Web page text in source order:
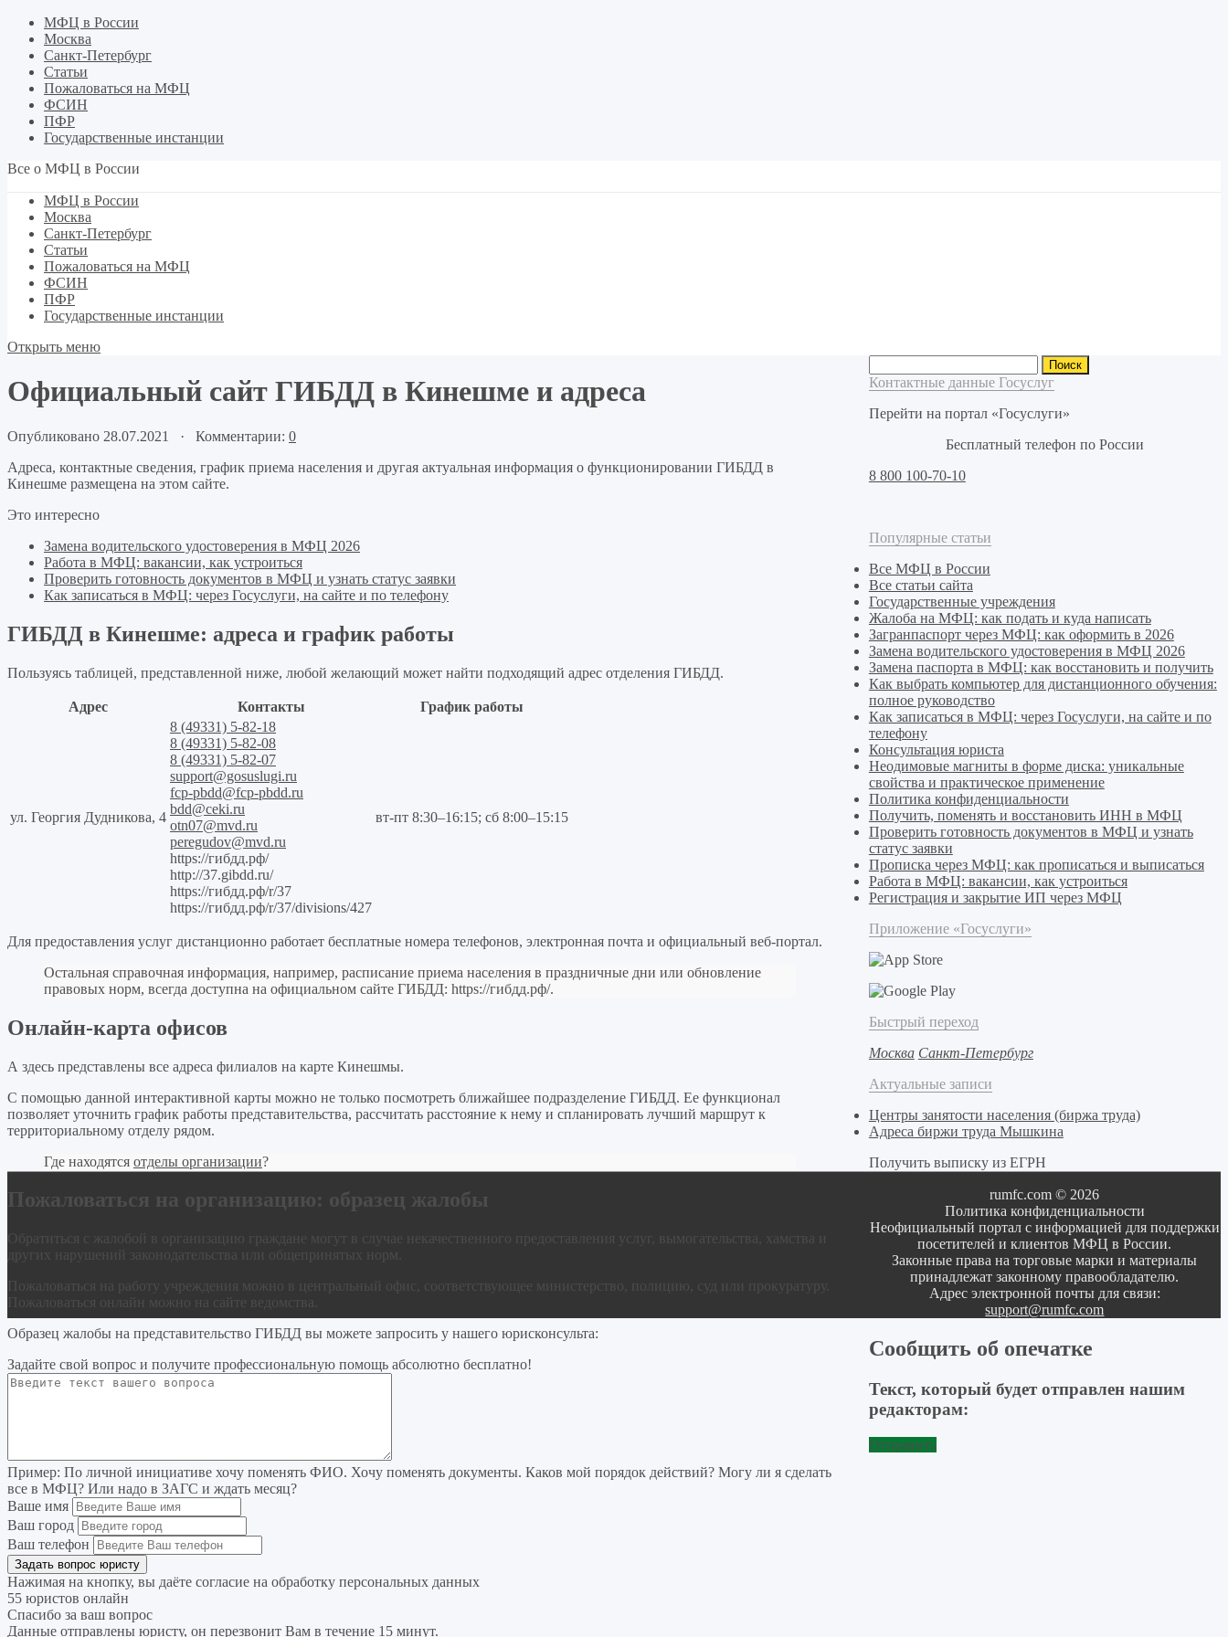
МФЦ в России
Москва
Санкт-Петербург
Статьи
Пожаловаться на МФЦ
ФСИН
ПФР
Государственные инстанции
Все о МФЦ в России
МФЦ в России
Москва
Санкт-Петербург
Статьи
Пожаловаться на МФЦ
ФСИН
ПФР
Государственные инстанции
Открыть меню
Официальный сайт ГИБДД в Кинешме и адреса
Опубликовано 28.07.2021 · Комментарии: 0
Адреса, контактные сведения, график приема населения и другая актуальная информация о функционировании ГИБДД в
Кинешме размещена на этом сайте.
Это интересно
Замена водительского удостоверения в МФЦ 2026
Работа в МФЦ: вакансии, как устроиться
Проверить готовность документов в МФЦ и узнать статус заявки
Как записаться в МФЦ: через Госуслуги, на сайте и по телефону
ГИБДД в Кинешме: адреса и график работы
Пользуясь таблицей, представленной ниже, любой желающий может найти подходящий адрес отделения ГИБДД.
Адрес Контакты График работы
ул. Георгия Дудникова, 4
8 (49331) 5-82-18
8 (49331) 5-82-08
8 (49331) 5-82-07
support@gosuslugi.ru
fcp-pbdd@fcp-pbdd.ru
bdd@ceki.ru
otn07@mvd.ru
peregudov@mvd.ru
https://гибдд.рф/
http://37.gibdd.ru/
https://гибдд.рф/r/37
https://гибдд.рф/r/37/divisions/427
вт-пт 8:30–16:15; сб 8:00–15:15
Для предоставления услуг дистанционно работает бесплатные номера телефонов, электронная почта и официальный веб-портал.
Остальная справочная информация, например, расписание приема населения в праздничные дни или обновление
правовых норм, всегда доступна на официальном сайте ГИБДД: https://гибдд.рф/.
Онлайн-карта офисов
А здесь представлены все адреса филиалов на карте Кинешмы.
С помощью данной интерактивной карты можно не только посмотреть ближайшее подразделение ГИБДД. Ее функционал
позволяет уточнить график работы представительства, рассчитать расстояние к нему и спланировать лучший маршрут к
территориальному отделу рядом.
Где находятся отделы организации?
Пожаловаться на организацию: образец жалобы
Обратиться с жалобой в организацию граждане могут в случае некачественного предоставления услуг, вымогательства, хамства и
других нарушений законодательства или общепринятых норм.
Пожаловаться на работу учреждения можно в центральный офис, соответствующее министерство, полицию, суд или прокуратуру.
Пожаловаться онлайн можно на сайте ведомства.
Образец жалобы на представительство ГИБДД вы можете запросить у нашего юрисконсульта:
Задайте свой вопрос и получите профессиональную помощь абсолютно бесплатно!
Пример: По личной инициативе хочу поменять ФИО. Хочу поменять документы. Каков мой порядок действий? Могу ли я сделать
все в МФЦ? Или надо в ЗАГС и ждать месяц?
Ваше имя
Ваш город
Ваш телефон
Нажимая на кнопку, вы даёте согласие на обработку персональных данных
55 юристов онлайн
Спасибо за ваш вопрос
Данные отправлены юристу, он перезвонит Вам в течение 15 минут.
Контактные данные Госуслуг
Перейти на портал «Госуслуги»
Бесплатный телефон по России
8 800 100-70-10
Популярные статьи
Все МФЦ в России
Все статьи сайта
Государственные учреждения
Жалоба на МФЦ: как подать и куда написать
Загранпаспорт через МФЦ: как оформить в 2026
Замена водительского удостоверения в МФЦ 2026
Замена паспорта в МФЦ: как восстановить и получить
Как выбрать компьютер для дистанционного обучения:
полное руководство
Как записаться в МФЦ: через Госуслуги, на сайте и по
телефону
Консультация юриста
Неодимовые магниты в форме диска: уникальные
свойства и практическое применение
Политика конфиденциальности
Получить, поменять и восстановить ИНН в МФЦ
Проверить готовность документов в МФЦ и узнать
статус заявки
Прописка через МФЦ: как прописаться и выписаться
Работа в МФЦ: вакансии, как устроиться
Регистрация и закрытие ИП через МФЦ
Приложение «Госуслуги»
Быстрый переход
Москва Санкт-Петербург
Актуальные записи
Центры занятости населения (биржа труда)
Адреса биржи труда Мышкина
Получить выписку из ЕГРН
rumfc.com © 2026
Политика конфиденциальности
Неофициальный портал с информацией для поддержки
посетителей и клиентов МФЦ в России.
Законные права на торговые марки и материалы
принадлежат законному правообладателю.
Адрес электронной почты для связи:
support@rumfc.com
Сообщить об опечатке
Текст, который будет отправлен нашим
редакторам:
Отправить